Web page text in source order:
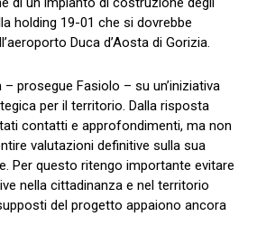
holding 19-01 che si dovrebbe
Duca d’Aosta di Gorizia.
prosegue Fasiolo – su un’iniziativa
per il territorio. Dalla risposta
contatti e approfondimenti, ma non
valutazioni definitive sulla sua
Per questo ritengo importante evitare
nella cittadinanza e nel territorio
del progetto appaiono ancora